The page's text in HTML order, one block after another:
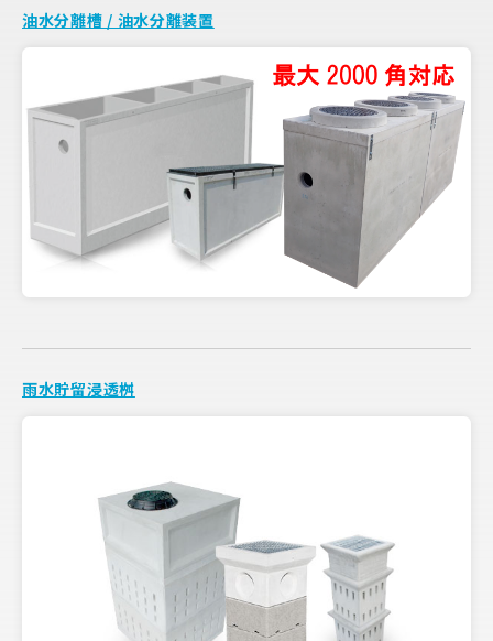
油水分離槽 / 油水分離装置
雨水貯留浸透桝